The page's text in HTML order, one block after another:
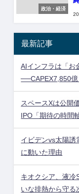
政治・経済
最新記事
AIインフラは「お
──CAPEX7,850
スペースXは公開
IPO「期待の時間
イビデンvs太陽誘
に動いた理由
キオクシア、液冷
いな排熱から守る